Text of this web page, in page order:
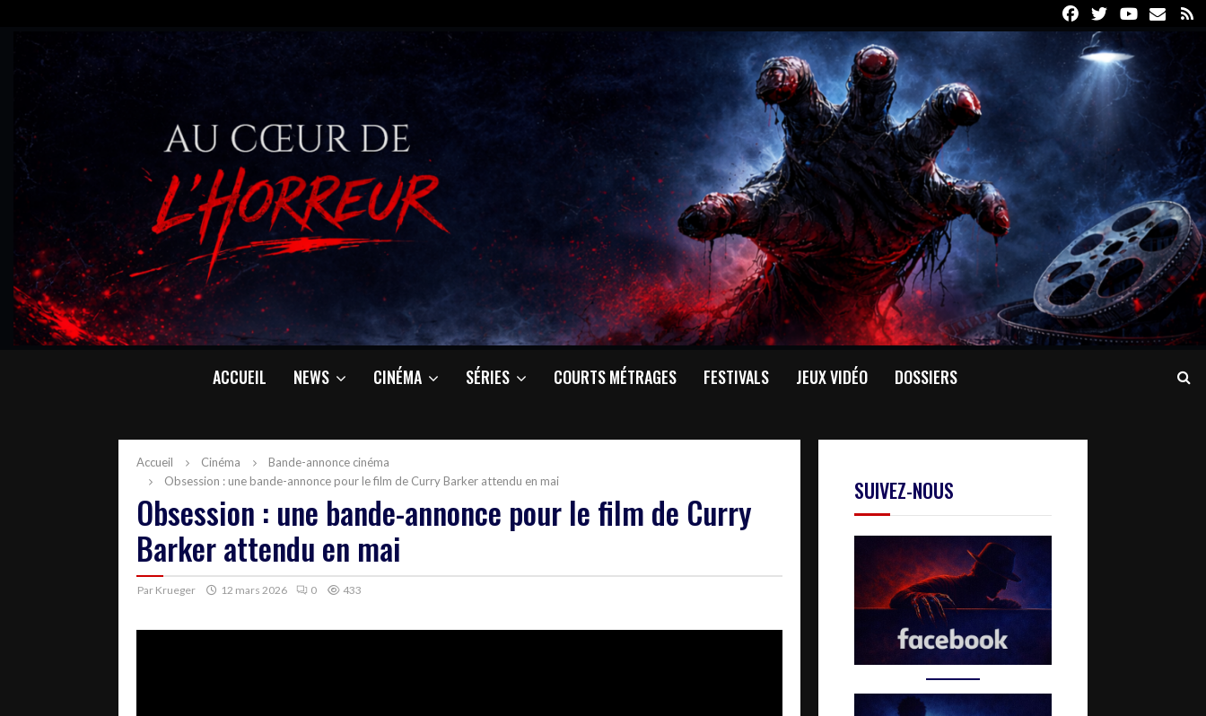
FacebookTwitterYoutube
Email
ACCUEIL NEWS CINÉMA SÉRIES COURTS MÉTRAGES FESTIVALS JEUX VIDÉO DOSSIERS
Accueil Cinéma
Bande-annonce cinéma
Obsession : une bande-annonce pour le film de Curry Barker attendu en mai
Obsession : une bande-annonce pour le film de Curry
Barker attendu en mai
Par Krueger 12 mars 2026 0 433
SUIVEZ-NOUS